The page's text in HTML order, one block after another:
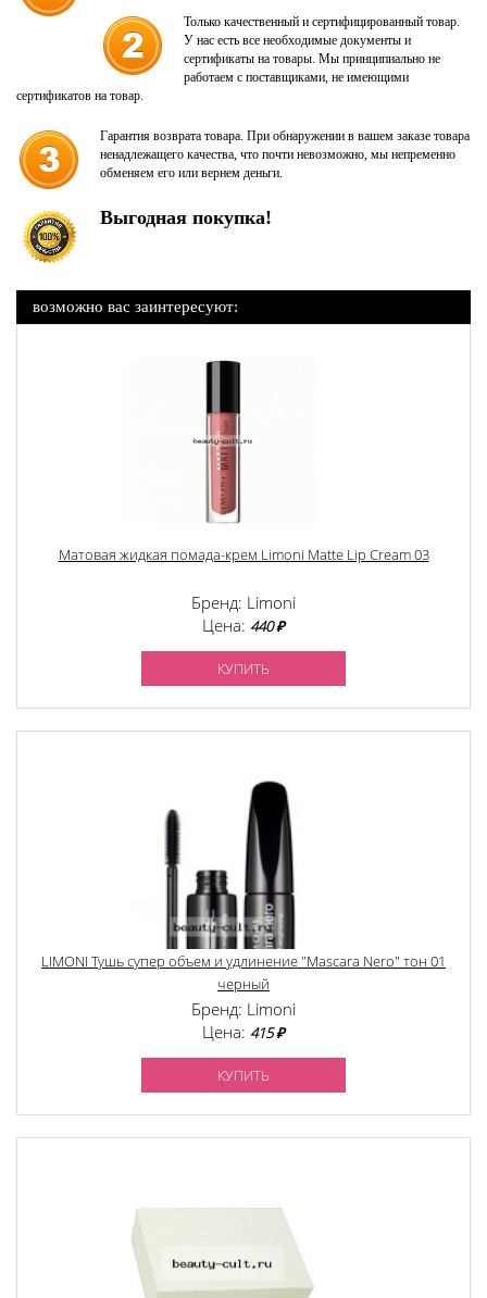
Только качественный и сертифицированный товар.
У нас есть все необходимые документы и
сертификаты на товары. Мы принципиально не
работаем с поставщиками, не имеющими
сертификатов на товар.
Гарантия возврата товара. При обнаружении в вашем заказе товара
ненадлежащего качества, что почти невозможно, мы непременно
обменяем его или вернем деньги.
Выгодная покупка!
возможно вас заинтересуют:
Матовая жидкая помада-крем Limoni Matte Lip Cream 03
Бренд: Limoni
Цена: 440 ₽
КУПИТЬ
LIMONI Тушь супер объем и удлинение "Mascara Nero" тон 01
черный
Бренд: Limoni
Цена: 415 ₽
КУПИТЬ